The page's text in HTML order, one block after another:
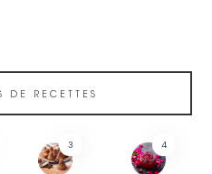
DE RECETTES
3 4